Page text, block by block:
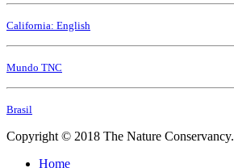
California: English
Mundo TNC
Brasil
Copyright © 2018 The Nature Conservancy.
Home